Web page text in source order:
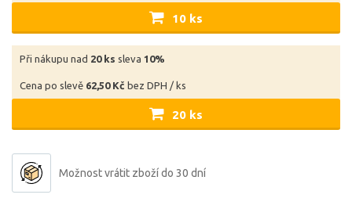
10 ks
Při nákupu nad 20 ks sleva 10%
Cena po slevě 62,50 Kč bez DPH / ks
20 ks
Možnost vrátit zboží do 30 dní